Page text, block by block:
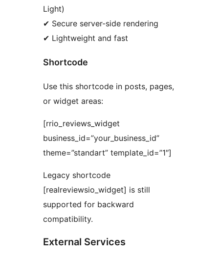
Light)
✔ Secure server-side rendering
✔ Lightweight and fast
Shortcode
Use this shortcode in posts, pages,
or widget areas:
[rrio_reviews_widget
business_id=”your_business_id”
theme=”standart” template_id=”1″]
Legacy shortcode
[realreviewsio_widget] is still
supported for backward
compatibility.
External Services